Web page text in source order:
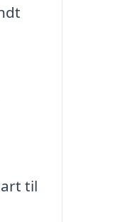
til